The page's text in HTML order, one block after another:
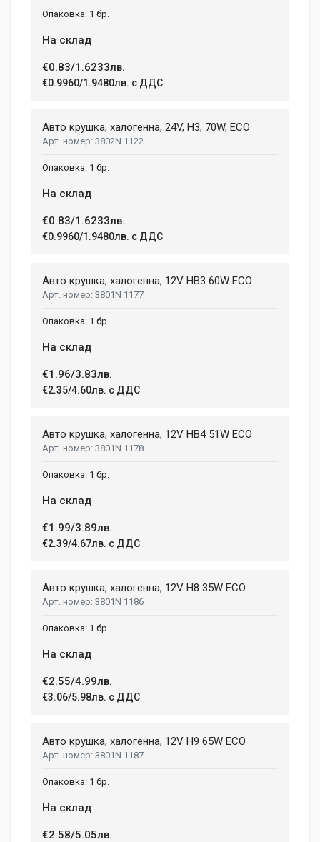
1 бр.
На склад
€0.83/1.6233лв.
€0.9960/1.9480лв. с ДДС
Авто крушка, халогенна, 24V, H3, 70W, ECO
3802N 1122
1 бр.
На склад
€0.83/1.6233лв.
€0.9960/1.9480лв. с ДДС
Авто крушка, халогенна, 12V HB3 60W ECO
3801N 1177
1 бр.
На склад
€1.96/3.83лв.
€2.35/4.60лв. с ДДС
Авто крушка, халогенна, 12V HB4 51W ECO
3801N 1178
1 бр.
На склад
€1.99/3.89лв.
€2.39/4.67лв. с ДДС
Авто крушка, халогенна, 12V H8 35W ECO
3801N 1186
1 бр.
На склад
€2.55/4.99лв.
€3.06/5.98лв. с ДДС
Авто крушка, халогенна, 12V H9 65W ECO
3801N 1187
1 бр.
На склад
€2.58/5.05лв.